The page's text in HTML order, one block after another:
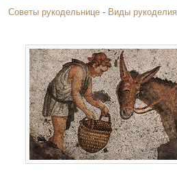
Советы рукодельнице - Виды рукоделия